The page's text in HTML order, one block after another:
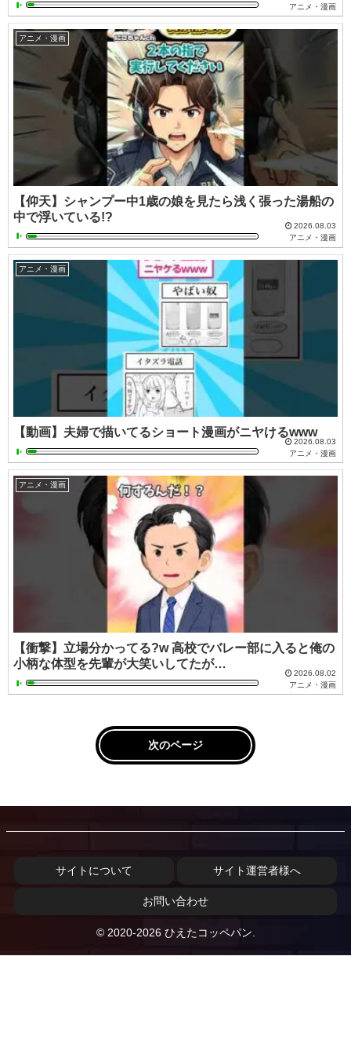
アニメ・漫画
アニメ・漫画
【仰天】シャンプー中1歳の娘を見たら浅く張った湯船の
中で浮いている!?
2026.08.03
アニメ・漫画
アニメ・漫画
【動画】夫婦で描いてるショート漫画がニヤけるwww
2026.08.03
アニメ・漫画
アニメ・漫画
【衝撃】立場分かってる?w 高校でバレー部に入ると俺の
小柄な体型を先輩が大笑いしてたが…
2026.08.02
アニメ・漫画
次のページ
サイトについて サイト運営者様へ
お問い合わせ
© 2020-2026 ひえたコッペパン.